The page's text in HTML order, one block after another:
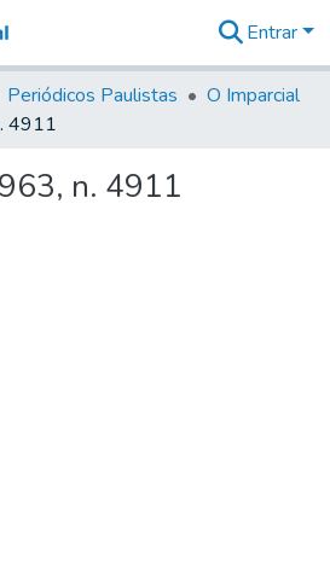
&
Coleções
Tudo na
Digital
Entrar
Periódicos Paulistas
O Imparcial
4911
n. 4911